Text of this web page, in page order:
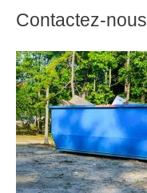
Contactez-nous